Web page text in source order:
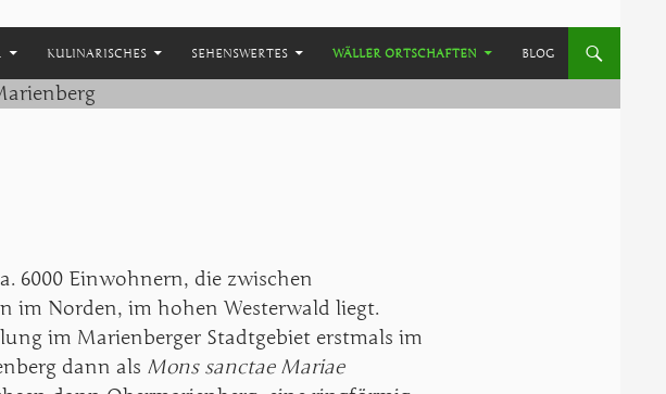
KULINARISCHES SEHENSWERTES WÄLLER ORTSCHAFTEN BLOG
6000 Einwohnern, die zwischen
im Norden, im hohen Westerwald liegt.
im Marienberger Stadtgebiet erstmals im
dann als Mons sanctae Mariae